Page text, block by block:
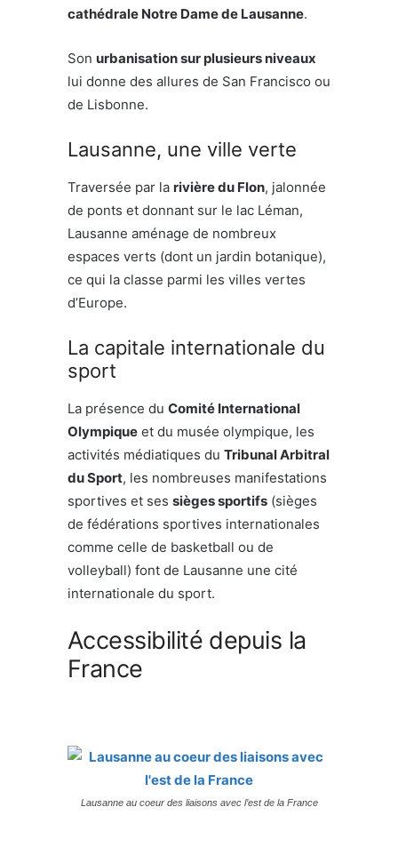
cathédrale Notre Dame de Lausanne.
Son urbanisation sur plusieurs niveaux
lui donne des allures de San Francisco ou
de Lisbonne.
Lausanne, une ville verte
Traversée par la rivière du Flon, jalonnée
de ponts et donnant sur le lac Léman,
Lausanne aménage de nombreux
espaces verts (dont un jardin botanique),
ce qui la classe parmi les villes vertes
d’Europe.
La capitale internationale du
sport
La présence du Comité International
Olympique et du musée olympique, les
activités médiatiques du Tribunal Arbitral
du Sport, les nombreuses manifestations
sportives et ses sièges sportifs (sièges
de fédérations sportives internationales
comme celle de basketball ou de
volleyball) font de Lausanne une cité
internationale du sport.
Accessibilité depuis la
France
Lausanne au coeur des liaisons avec l’est de la France